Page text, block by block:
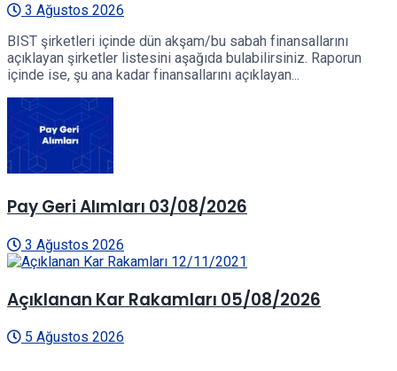
3 Ağustos 2026
BIST şirketleri içinde dün akşam/bu sabah finansallarını
açıklayan şirketler listesini aşağıda bulabilirsiniz. Raporun
içinde ise, şu ana kadar finansallarını açıklayan...
Pay Geri Alımları 03/08/2026
3 Ağustos 2026
Açıklanan Kar Rakamları 05/08/2026
5 Ağustos 2026